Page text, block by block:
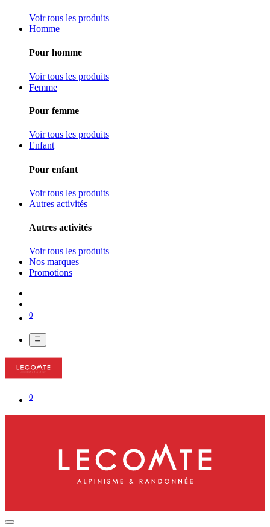
Voir tous les produits
Homme
Pour homme
Voir tous les produits
Femme
Pour femme
Voir tous les produits
Enfant
Pour enfant
Voir tous les produits
Autres activités
Autres activités
Voir tous les produits
Nos marques
Promotions
0
0